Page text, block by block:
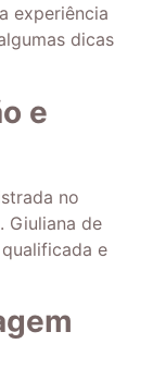
experiência
dicas
e
no
Giuliana de
e